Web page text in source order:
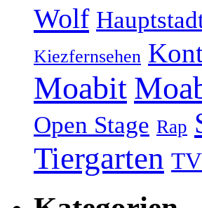
Wolf
Kiezfernsehen
Moabit
Open Stage Rap
Tiergarten TV